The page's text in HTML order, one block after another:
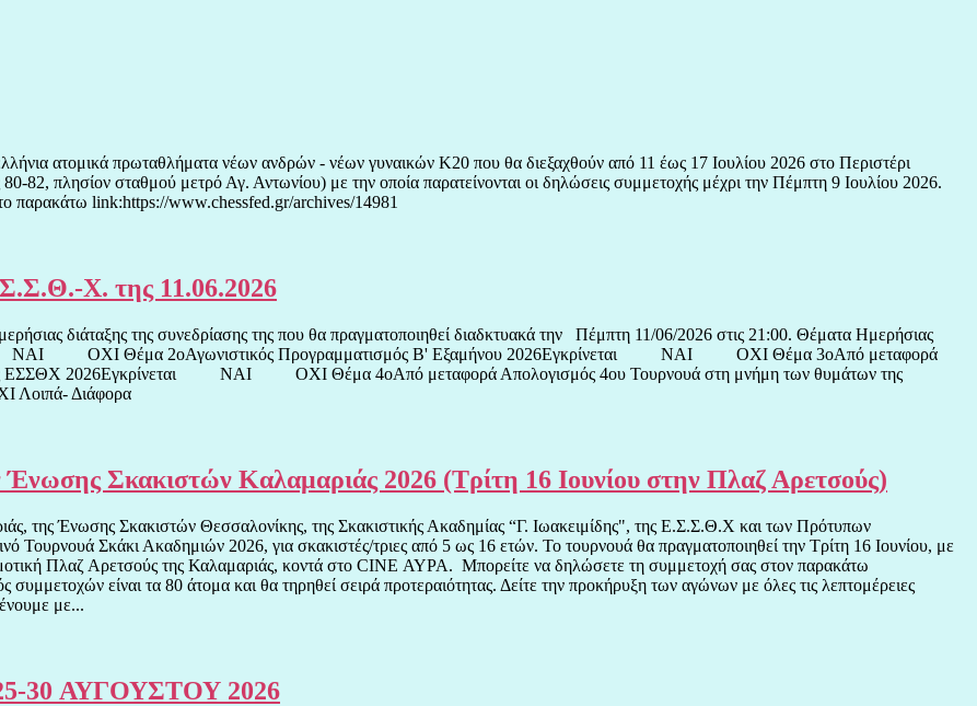
ατομικά πρωταθλήματα νέων ανδρών - νέων γυναικών Κ20 που θα διεξαχθούν από 11 έως 17 Ιουλίου 2026 στο Περιστέρι
82, πλησίον σταθμού μετρό Αγ. Αντωνίου) με την οποία παρατείνονται οι δηλώσεις συμμετοχής μέχρι την Πέμπτη 9 Ιουλίου 2026.
παρακάτω link:https://www.chessfed.gr/archives/14981
Χ. της 11.06.2026
διάταξης της συνεδρίασης της που θα πραγματοποιηθεί διαδκτυακά την Πέμπτη 11/06/2026 στις 21:00. Θέματα Ημερήσιας
ΝΑΙ ΟΧΙ Θέμα 2οΑγωνιστικός Προγραμματισμός Β' Εξαμήνου 2026Εγκρίνεται ΝΑΙ ΟΧΙ Θέμα 3οΑπό μεταφορά
ΕΣΣΘΧ 2026Εγκρίνεται ΝΑΙ ΟΧΙ Θέμα 4οΑπό μεταφορά Απολογισμός 4ου Τουρνουά στη μνήμη των θυμάτων της
Διάφορα
Σκακιστών Καλαμαριάς 2026 (Τρίτη 16 Ιουνίου στην Πλαζ Αρετσούς)
της Ένωσης Σκακιστών Θεσσαλονίκης, της Σκακιστικής Ακαδημίας “Γ. Ιωακειμίδης", της Ε.Σ.Σ.Θ.Χ και των Πρότυπων
Τουρνουά Σκάκι Ακαδημιών 2026, για σκακιστές/τριες από 5 ως 16 ετών. Το τουρνουά θα πραγματοποιηθεί την Τρίτη 16 Ιουνίου, με
Πλαζ Αρετσούς της Καλαμαριάς, κοντά στο CINE ΑΥΡΑ. Μπορείτε να δηλώσετε τη συμμετοχή σας στον παρακάτω
είναι τα 80 άτομα και θα τηρηθεί σειρά προτεραιότητας. Δείτε την προκήρυξη των αγώνων με όλες τις λεπτομέρειες
με...
30 ΑΥΓΟΥΣΤΟΥ 2026